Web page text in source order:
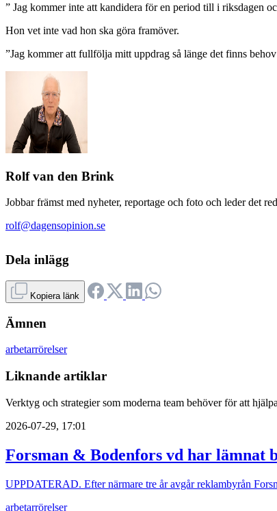
” Jag kommer inte att kandidera för en period till i riksdagen
Hon vet inte vad hon ska göra framöver.
”Jag kommer att fullfölja mitt uppdrag så länge det finns
Rolf van den Brink
Jobbar främst med nyheter, reportage och foto och leder det
rolf@dagensopinion.se
Dela inlägg
Kopiera länk
Ämnen
arbetarrörelser
Liknande artiklar
Verktyg och strategier som moderna team behöver för att
2026-07-29, 17:01
Forsman & Bodenfors vd har lämnat
UPPDATERAD. Efter närmare tre år avgår reklambyrån
arbetarrörelser